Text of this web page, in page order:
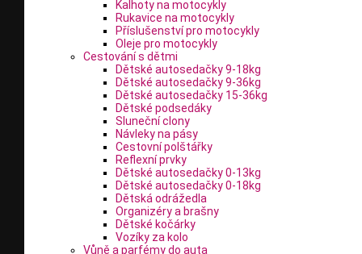
Kalhoty na motocykly
Rukavice na motocykly
Příslušenství pro motocykly
Oleje pro motocykly
Cestování s dětmi
Dětské autosedačky 9-18kg
Dětské autosedačky 9-36kg
Dětské autosedačky 15-36kg
Dětské podsedáky
Sluneční clony
Návleky na pásy
Cestovní polštářky
Reflexní prvky
Dětské autosedačky 0-13kg
Dětské autosedačky 0-18kg
Dětská odrážedla
Organizéry a brašny
Dětské kočárky
Vozíky za kolo
Vůně a parfémy do auta